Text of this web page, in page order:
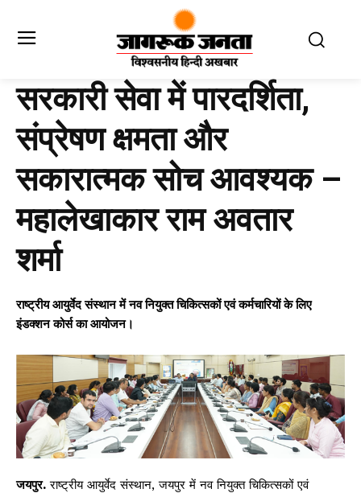
सरकारी सेवा में पारदर्शिता,
संप्रेषण क्षमता और
सकारात्मक सोच आवश्यक –
महालेखाकार राम अवतार
शर्मा
राष्ट्रीय आयुर्वेद संस्थान में नव नियुक्त चिकित्सकों एवं कर्मचारियों के लिए
इंडक्शन कोर्स का आयोजन।
जयपुर. राष्ट्रीय आयुर्वेद संस्थान, जयपुर में नव नियुक्त चिकित्सकों एवं